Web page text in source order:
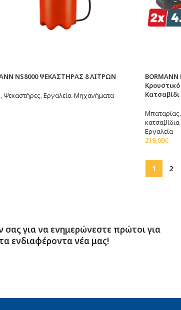
NS8000 ΨΕΚΑΣΤΗΡΑΣ 8 ΛΙΤΡΩΝ
,Ψεκαστήρες,Εργαλεία-Μηχανήματα
Κατσαβίδι
Μπαταρίας,
Εργαλεία
219,00€
1 2
για να ενημερώνεστε πρώτοι για
ενδιαφέροντα νέα μας!